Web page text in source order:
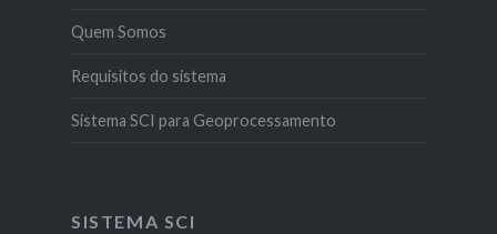
Quem Somos
Requisitos do sistema
Sistema SCI para Geoprocessamento
SISTEMA SCI